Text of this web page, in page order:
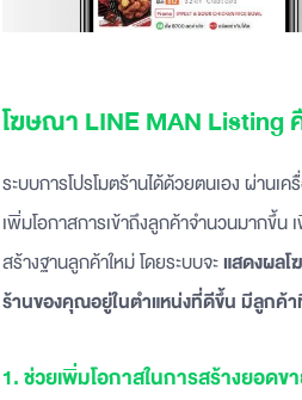
โฆษณา LINE MAN Listing
ระบบการโปรโมตร้านได้ด้วยตนเอง ผ่าน
เพิ่มโอกาสการเข้าถึงลูกค้าจำนวนมากขึ้น
สร้างฐานลูกค้าใหม่ โดยระบบจะแสดงผล
ร้านของคุณอยู่ในตำแหน่งที่ดีขึ้น มีลูกค้
‍1. ช่วยเพิ่มโอกาสในการสร้างยอดขา